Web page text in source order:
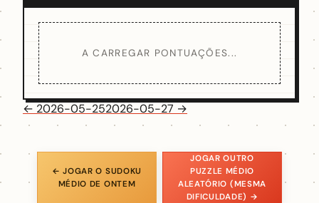
A CARREGAR PONTUAÇÕES...
← 2026-05-252026-05-27 →
← JOGAR O SUDOKU
MÉDIO DE ONTEM
JOGAR OUTRO
PUZZLE MÉDIO
ALEATÓRIO (MESMA
DIFICULDADE) →